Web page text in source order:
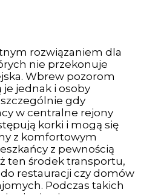
rozwiązaniem dla
nie przekonuje
Wbrew pozorom
jednak i osoby
gdy
w centralne rejony
korki i mogą się
z komfortowym
z pewnością
ten środek transportu,
restauracji czy domów
Podczas takich